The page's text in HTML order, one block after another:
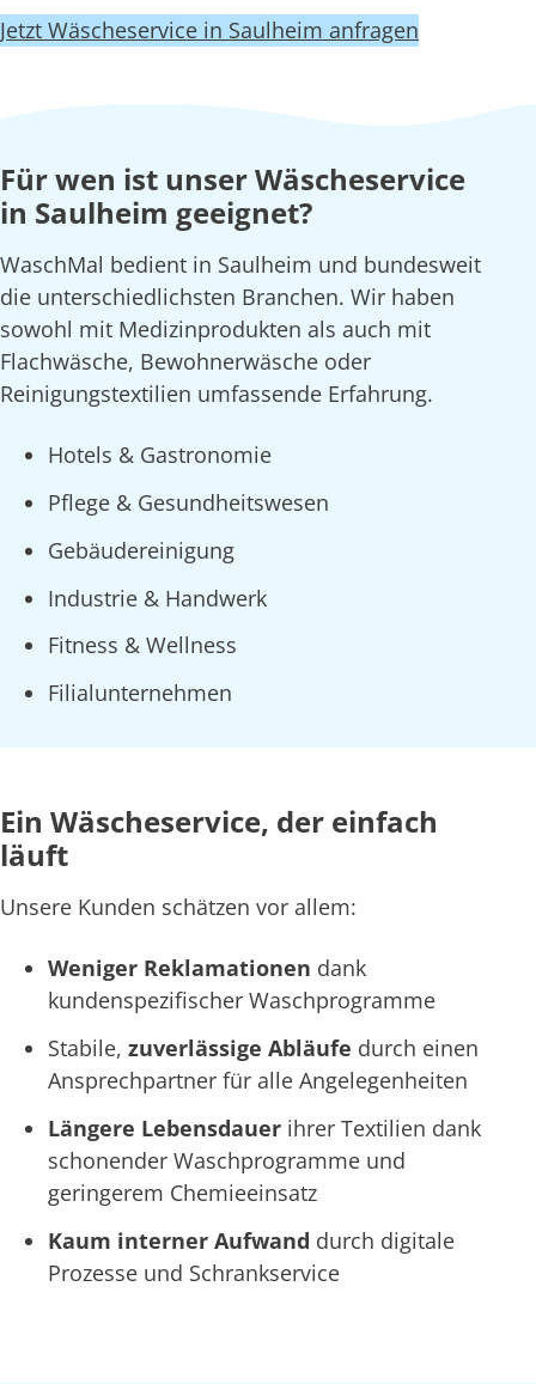
Jetzt Wäscheservice in Saulheim anfragen
Für wen ist unser Wäscheservice
in Saulheim geeignet?
WaschMal bedient in Saulheim und bundesweit
die unterschiedlichsten Branchen. Wir haben
sowohl mit Medizinprodukten als auch mit
Flachwäsche, Bewohnerwäsche oder
Reinigungstextilien umfassende Erfahrung.
Hotels & Gastronomie
Pflege & Gesundheitswesen
Gebäudereinigung
Industrie & Handwerk
Fitness & Wellness
Filialunternehmen
Ein Wäscheservice, der einfach
läuft
Unsere Kunden schätzen vor allem:
Weniger Reklamationen dank
kundenspezifischer Waschprogramme
Stabile, zuverlässige Abläufe durch einen
Ansprechpartner für alle Angelegenheiten
Längere Lebensdauer ihrer Textilien dank
schonender Waschprogramme und
geringerem Chemieeinsatz
Kaum interner Aufwand durch digitale
Prozesse und Schrankservice